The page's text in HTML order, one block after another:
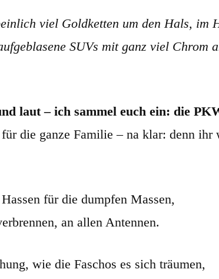
viel Goldketten um den Hals, im
SUVs mit ganz viel Chrom
laut – ich sammel euch ein: die
für die ganze Familie – na klar: denn ihr
für die dumpfen Massen,
an allen Antennen.
wie die Faschos es sich träumen,